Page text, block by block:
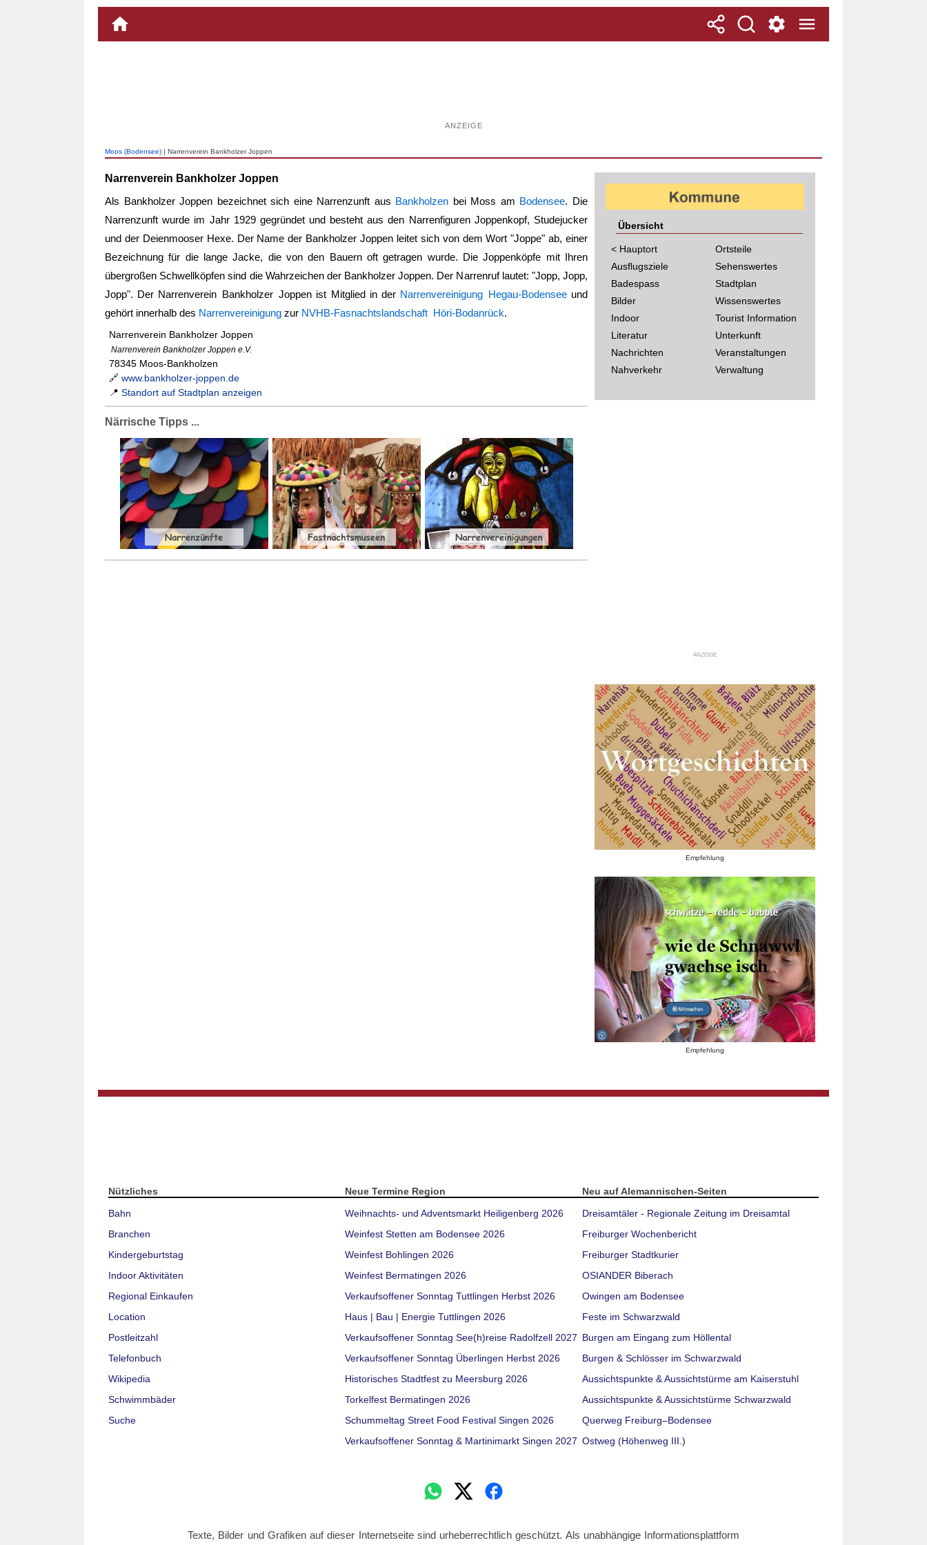
ANZEIGE
Moos (Bodensee) | Narrenverein Bankholzer Joppen
Narrenverein Bankholzer Joppen
Als Bankholzer Joppen bezeichnet sich eine Narrenzunft aus Bankholzen bei Moss am Bodensee. Die
Narrenzunft wurde im Jahr 1929 gegründet und besteht aus den Narrenfiguren Joppenkopf, Studejucker
und der Deienmooser Hexe. Der Name der Bankholzer Joppen leitet sich von dem Wort "Joppe" ab, einer
Bezeichnung für die lange Jacke, die von den Bauern oft getragen wurde. Die Joppenköpfe mit Ihren
übergroßen Schwellköpfen sind die Wahrzeichen der Bankholzer Joppen. Der Narrenruf lautet: "Jopp, Jopp,
Jopp". Der Narrenverein Bankholzer Joppen ist Mitglied in der Narrenvereinigung Hegau-Bodenseeund
gehört innerhalb des Narrenvereinigung zur NVHB-Fasnachtslandschaft Höri-Bodanrück.
Narrenverein Bankholzer Joppen
Narrenverein Bankholzer Joppen e.V.
78345 Moos-Bankholzen
🔗 www.bankholzer-joppen.de
📍 Standort auf Stadtplan anzeigen
Närrische Tipps ...
Übersicht
< Hauptort
Ausflugsziele
Badespass
Bilder
Indoor
Literatur
Nachrichten
Nahverkehr
Ortsteile
Sehenswertes
Stadtplan
Wissenswertes
Tourist Information
Unterkunft
Veranstaltungen
Verwaltung
ANZEIGE
Empfehlung
Empfehlung
Nützliches
Bahn
Branchen
Kindergeburtstag
Indoor Aktivitäten
Regional Einkaufen
Location
Postleitzahl
Telefonbuch
Wikipedia
Schwimmbäder
Suche
Neue Termine Region
Weihnachts- und Adventsmarkt Heiligenberg 2026
Weinfest Stetten am Bodensee 2026
Weinfest Bohlingen 2026
Weinfest Bermatingen 2026
Verkaufsoffener Sonntag Tuttlingen Herbst 2026
Haus | Bau | Energie Tuttlingen 2026
Verkaufsoffener Sonntag See(h)reise Radolfzell 2027
Verkaufsoffener Sonntag Überlingen Herbst 2026
Historisches Stadtfest zu Meersburg 2026
Torkelfest Bermatingen 2026
Schummeltag Street Food Festival Singen 2026
Verkaufsoffener Sonntag & Martinimarkt Singen 2027
Neu auf Alemannischen-Seiten
Dreisamtäler - Regionale Zeitung im Dreisamtal
Freiburger Wochenbericht
Freiburger Stadtkurier
OSIANDER Biberach
Owingen am Bodensee
Feste im Schwarzwald
Burgen am Eingang zum Höllental
Burgen & Schlösser im Schwarzwald
Aussichtspunkte & Aussichtstürme am Kaiserstuhl
Aussichtspunkte & Aussichtstürme Schwarzwald
Querweg Freiburg–Bodensee
Ostweg (Höhenweg III.)
Texte, Bilder und Grafiken auf dieser Internetseite sind urheberrechtlich geschützt. Als unabhängige Informationsplattform